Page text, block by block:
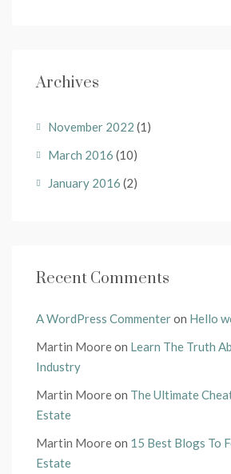
Archives
November 2022 (1)
March 2016 (10)
January 2016 (2)
Recent Comments
A WordPress Commenteron Hello
Martin Mooreon Learn The Truth
Industry
Martin Mooreon The Ultimate
Estate
Martin Mooreon 15 Best Blogs To
Estate